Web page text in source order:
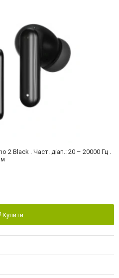
2 Black . Част. діап.: 20 – 20000 Гц .
Купити